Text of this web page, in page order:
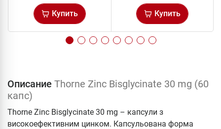
Купить Купить
Описание Thorne Zinc Bisglycinate 30 mg (60
капс)
Thorne Zinc Bisglycinate 30 mg – капсули з
високоефективним цинком. Капсульована форма